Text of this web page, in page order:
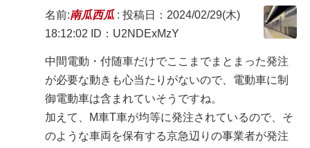
名前:南瓜西瓜 : 投稿日：2024/02/29(木)
18:12:02
ID：U2NDExMzY
中間電動・付随車だけでここまでまとまった発注
が必要な動きも心当たりがないので、電動車に制
御電動車は含まれていそうですね。
加えて、M車T車が均等に発注されているので、そ
のような車両を保有する京急辺りの事業者が発注